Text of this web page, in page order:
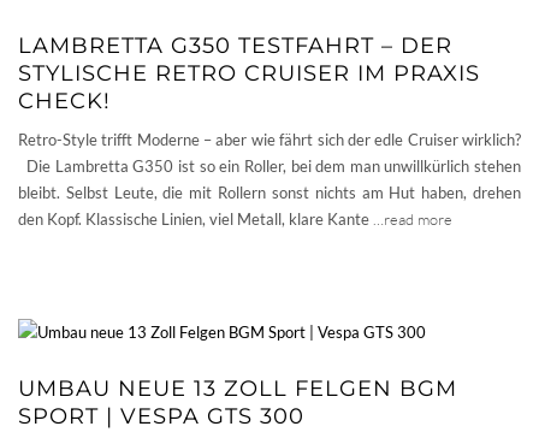
LAMBRETTA G350 TESTFAHRT – DER
STYLISCHE RETRO CRUISER IM PRAXIS
CHECK!
Retro-Style trifft Moderne – aber wie fährt sich der edle Cruiser wirklich?
Die Lambretta G350 ist so ein Roller, bei dem man unwillkürlich stehen
bleibt. Selbst Leute, die mit Rollern sonst nichts am Hut haben, drehen
den Kopf. Klassische Linien, viel Metall, klare Kante
…read more
UMBAU NEUE 13 ZOLL FELGEN BGM
SPORT | VESPA GTS 300